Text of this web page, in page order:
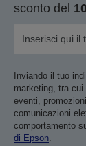
sconto del
Inviando il tuo
marketing, tra
eventi,
comunicazioni
comportamento
di Epson.